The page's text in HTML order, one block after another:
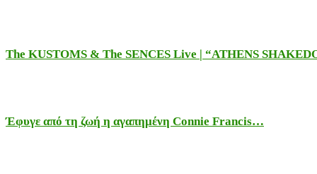
The KUSTOMS & The SENCES Live | “ATHENS
Έφυγε από τη ζωή η αγαπημένη Connie Francis…